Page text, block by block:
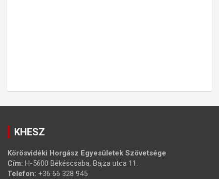
KHESZ
Körösvidéki Horgász Egyesületek Szövetsége
Cím: H-5600 Békéscsaba, Bajza utca 11.
Telefon: +36 66 328 945